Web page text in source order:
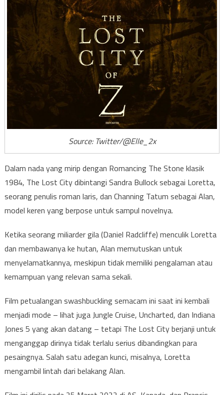
Source: Twitter/@Elle_2x
Dalam nada yang mirip dengan Romancing The Stone klasik
1984, The Lost City dibintangi Sandra Bullock sebagai Loretta,
seorang penulis roman laris, dan Channing Tatum sebagai Alan,
model keren yang berpose untuk sampul novelnya.
Ketika seorang miliarder gila (Daniel Radcliffe) menculik Loretta
dan membawanya ke hutan, Alan memutuskan untuk
menyelamatkannya, meskipun tidak memiliki pengalaman atau
kemampuan yang relevan sama sekali.
Film petualangan swashbuckling semacam ini saat ini kembali
menjadi mode – lihat juga Jungle Cruise, Uncharted, dan Indiana
Jones 5 yang akan datang – tetapi The Lost City berjanji untuk
menganggap dirinya tidak terlalu serius dibandingkan para
pesaingnya. Salah satu adegan kunci, misalnya, Loretta
mengambil lintah dari belakang Alan.